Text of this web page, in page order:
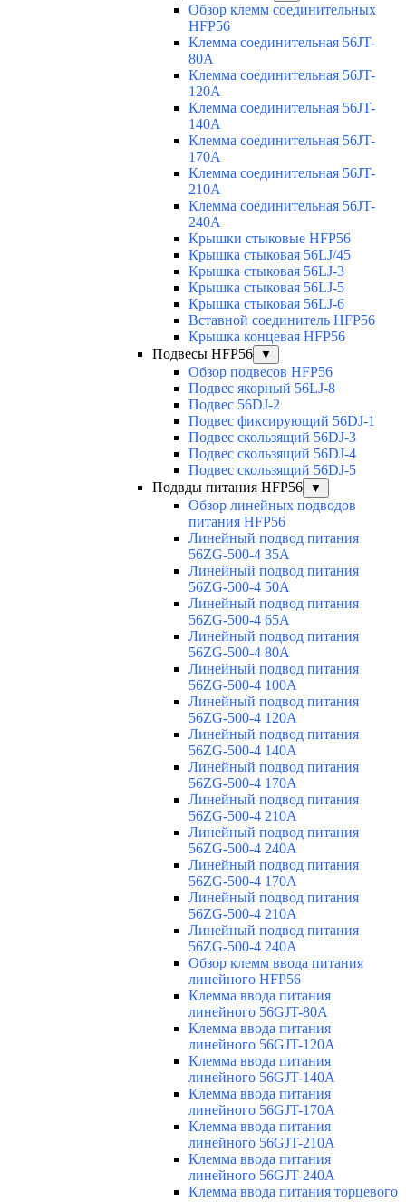
Обзор клемм соединительных
HFP56
Клемма соединительная 56JT-
80A
Клемма соединительная 56JT-
120A
Клемма соединительная 56JT-
140A
Клемма соединительная 56JT-
170A
Клемма соединительная 56JT-
210A
Клемма соединительная 56JT-
240A
Крышки стыковые HFP56
Крышка стыковая 56LJ/45
Крышка стыковая 56LJ-3
Крышка стыковая 56LJ-5
Крышка стыковая 56LJ-6
Вставной соединитель HFP56
Крышка концевая HFP56
Подвесы HFP56
▼
Обзор подвесов HFP56
Подвес якорный 56LJ-8
Подвес 56DJ-2
Подвес фиксирующий 56DJ-1
Подвес скользящий 56DJ-3
Подвес скользящий 56DJ-4
Подвес скользящий 56DJ-5
Подвды питания HFP56
▼
Обзор линейных подводов
питания HFP56
Линейный подвод питания
56ZG-500-4 35A
Линейный подвод питания
56ZG-500-4 50A
Линейный подвод питания
56ZG-500-4 65A
Линейный подвод питания
56ZG-500-4 80A
Линейный подвод питания
56ZG-500-4 100A
Линейный подвод питания
56ZG-500-4 120A
Линейный подвод питания
56ZG-500-4 140A
Линейный подвод питания
56ZG-500-4 170A
Линейный подвод питания
56ZG-500-4 210A
Линейный подвод питания
56ZG-500-4 240A
Линейный подвод питания
56ZG-500-4 170A
Линейный подвод питания
56ZG-500-4 210A
Линейный подвод питания
56ZG-500-4 240A
Обзор клемм ввода питания
линейного HFP56
Клемма ввода питания
линейного 56GJT-80A
Клемма ввода питания
линейного 56GJT-120A
Клемма ввода питания
линейного 56GJT-140A
Клемма ввода питания
линейного 56GJT-170A
Клемма ввода питания
линейного 56GJT-210A
Клемма ввода питания
линейного 56GJT-240A
Клемма ввода питания торцевого